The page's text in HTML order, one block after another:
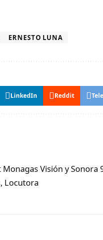
ERNESTO LUNA
LinkedIn Reddit
Visión y Sonora
Locutora